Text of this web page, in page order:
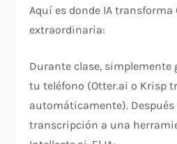
Aquí es donde IA transforma
extraordinaria:​
Durante clase, simplemente
tu teléfono (Otter.ai o Krisp
automáticamente). Después
transcripción a una